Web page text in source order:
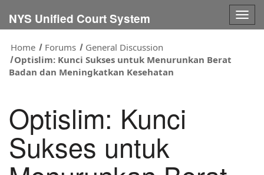
NYS Unified Court System
Home
Forums
General Discussion
Optislim: Kunci Sukses untuk Menurunkan Berat
Badan dan Meningkatkan Kesehatan
Optislim: Kunci
Sukses untuk